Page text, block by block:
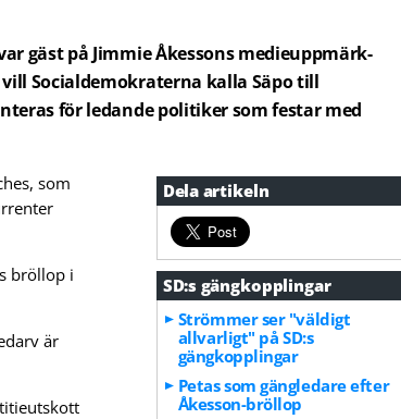
gäst på Jimmie Åkessons medie­upp­märk­
Socialdemokraterna kalla Säpo till
för ledande politiker som festar med
Dela artikeln
SD:s gängkopplingar
Strömmer ser "väldigt
allvarligt" på SD:s
gängkopplingar
Petas som gängledare efter
Åkesson-bröllop
som
bröllop i
är